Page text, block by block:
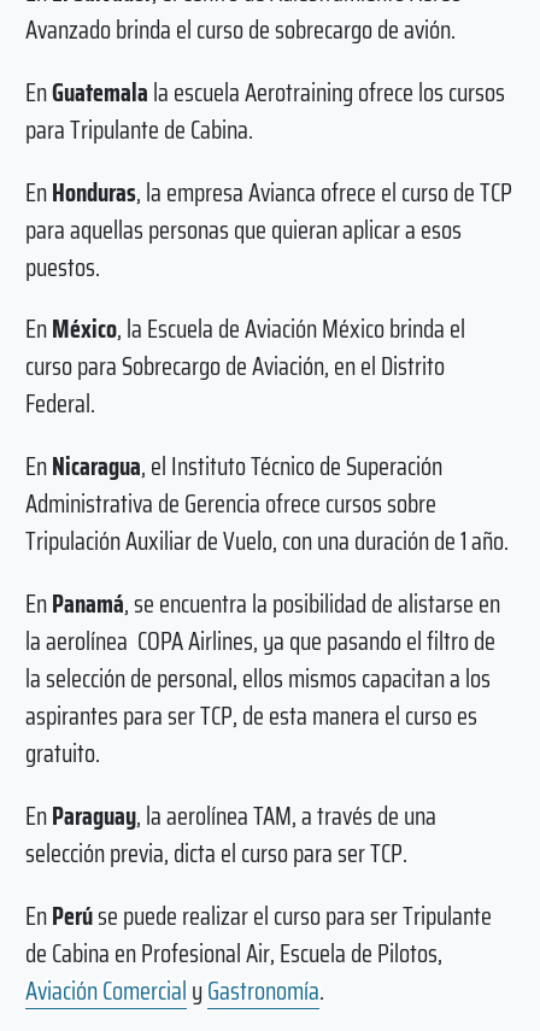
Avanzado brinda el curso de sobrecargo de avión.
EnGuatemalala escuela Aerotraining ofrece los cursos
para Tripulante de Cabina.
EnHonduras, la empresa Avianca ofrece el curso de TCP
para aquellas personas que quieran aplicar a esos
puestos.
EnMéxico, la Escuela de Aviación México brinda el
curso para Sobrecargo de Aviación, en el Distrito
Federal.
EnNicaragua, el Instituto Técnico de Superación
Administrativa de Gerencia ofrece cursos sobre
Tripulación Auxiliar de Vuelo, con una duración de 1 año.
EnPanamá, se encuentra la posibilidad de alistarse en
la aerolínea COPA Airlines, ya que pasando el filtro de
la selección de personal, ellos mismos capacitan a los
aspirantes para ser TCP, de esta manera el curso es
gratuito.
EnParaguay, la aerolínea TAM, a través de una
selección previa, dicta el curso para ser TCP.
EnPerúse puede realizar el curso para ser Tripulante
de Cabina en Profesional Air, Escuela de Pilotos,
Aviación ComercialyGastronomía.